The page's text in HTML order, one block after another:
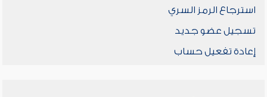
استرجاع الرمز السري
تسجيل عضو جديد
إعادة تفعيل حساب